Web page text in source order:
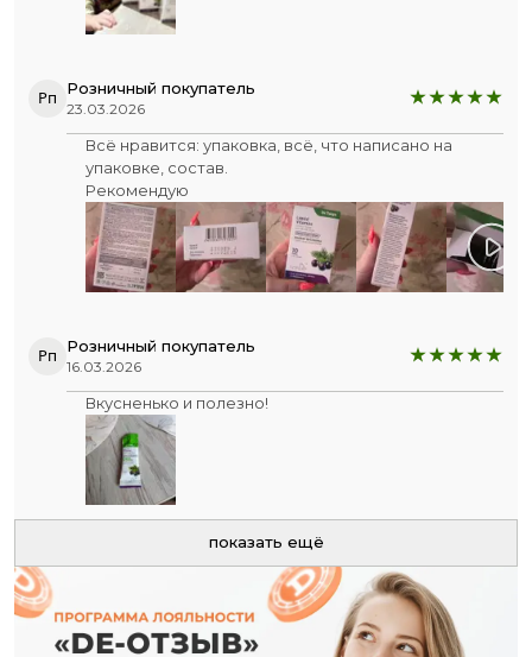
хвойным экстрактом. Надеюсь, адаптация (в том
числе иммунная) пройдёт спокойно, и иммунитет я
Рп Розничный покупатель
23.03.2026
Всё нравится: упаковка, всё, что написано на
упаковке, состав.
Рекомендую
Рп Розничный покупатель
16.03.2026
Вкусненько и полезно!
показать ещё